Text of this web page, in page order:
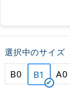
選択中のサイズ
B0 B1 A0